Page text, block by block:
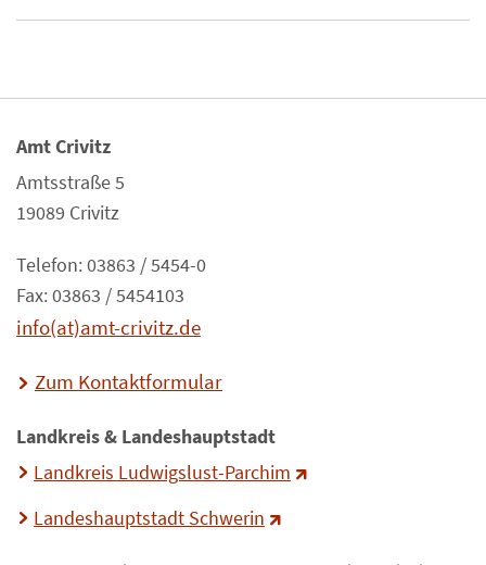
Amt Crivitz
Amtsstraße 5
19089 Crivitz
Telefon: 03863 / 5454-0
Fax: 03863 / 5454103
info(at)amt-crivitz.de
Zum Kontaktformular
Landkreis & Landeshauptstadt
Landkreis Ludwigslust-Parchim
Landeshauptstadt Schwerin